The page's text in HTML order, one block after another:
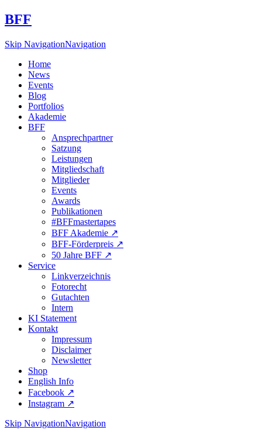
BFF
Skip NavigationNavigation
Home
News
Events
Blog
Portfolios
Akademie
BFF
Ansprechpartner
Satzung
Leistungen
Mitgliedschaft
Mitglieder
Events
Awards
Publikationen
#BFFmastertapes
BFF Akademie ↗︎
BFF-Förderpreis ↗︎
50 Jahre BFF ↗︎
Service
Linkverzeichnis
Fotorecht
Gutachten
Intern
KI Statement
Kontakt
Impressum
Disclaimer
Newsletter
Shop
English Info
Facebook ↗︎
Instagram ↗︎
Skip NavigationNavigation